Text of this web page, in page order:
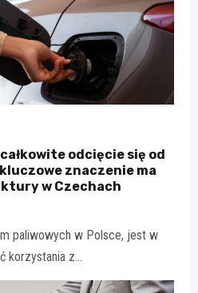
odcięcie się od
znaczenie ma
w Czechach
paliwowych w Polsce, jest w
korzystania z…